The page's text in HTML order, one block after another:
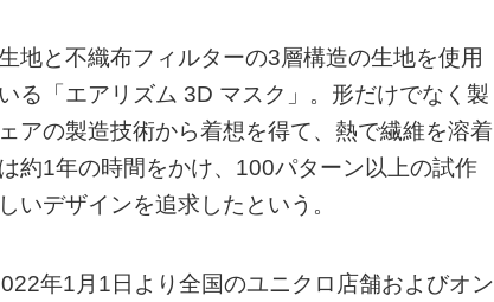
地と不織布フィルターの3層構造の生地を使用
る「エアリズム 3D マスク」。形だけでなく製
アの製造技術から着想を得て、熱で繊維を溶着
約1年の時間をかけ、100パターン以上の試作
いデザインを追求したという。
年1月1日より全国のユニクロ店舗およびオン